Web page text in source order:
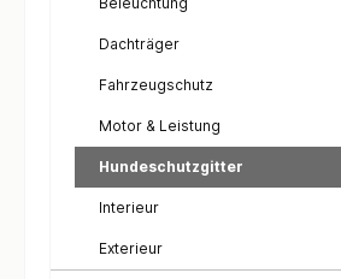
Dachträger
Fahrzeugschutz
Motor & Leistung
Hundeschutzgitter
Interieur
Exterieur